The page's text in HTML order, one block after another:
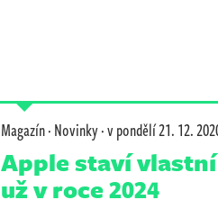
Magazín·Novinky·v pondělí21. 12.
Apple staví
už v roce 2024